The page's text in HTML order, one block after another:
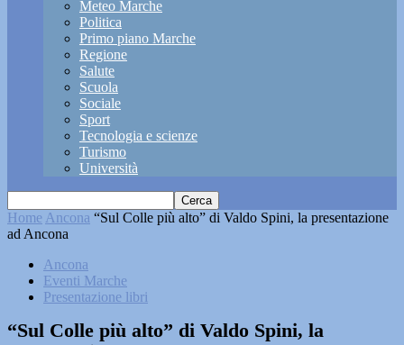
Meteo Marche
Politica
Primo piano Marche
Regione
Salute
Scuola
Sociale
Sport
Tecnologia e scienze
Turismo
Università
Home Ancona “Sul Colle più alto” di Valdo Spini, la presentazione
ad Ancona
Ancona
Eventi Marche
Presentazione libri
“Sul Colle più alto” di Valdo Spini, la